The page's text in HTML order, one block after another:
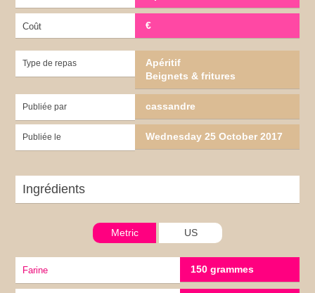
Coût €
Type de repas
Apéritif
Beignets & fritures
Publiée par cassandre
Publiée le Wednesday 25 October 2017
Ingrédients
Metric US
Farine 150 grammes